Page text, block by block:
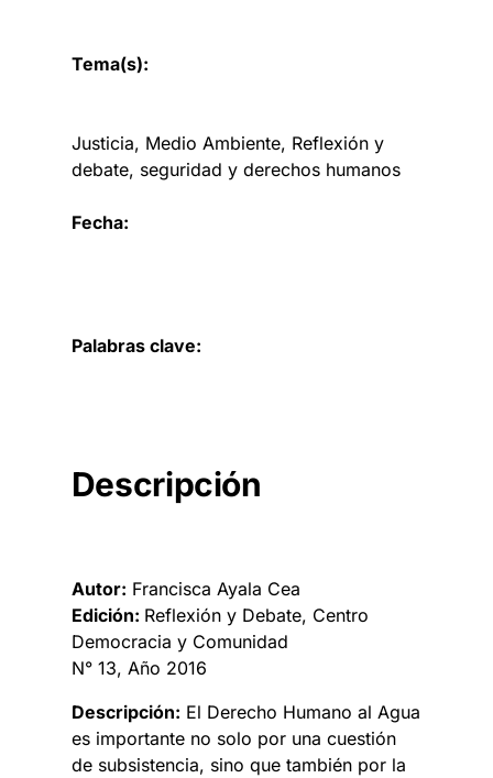
Tema(s):
Justicia, Medio Ambiente, Reflexión y
debate, seguridad y derechos humanos
Fecha:
Palabras clave:
Descripción
Autor: Francisca Ayala Cea
Edición: Reflexión y Debate, Centro
Democracia y Comunidad
N° 13, Año 2016
Descripción: El Derecho Humano al Agua
es importante no solo por una cuestión
de subsistencia, sino que también por la